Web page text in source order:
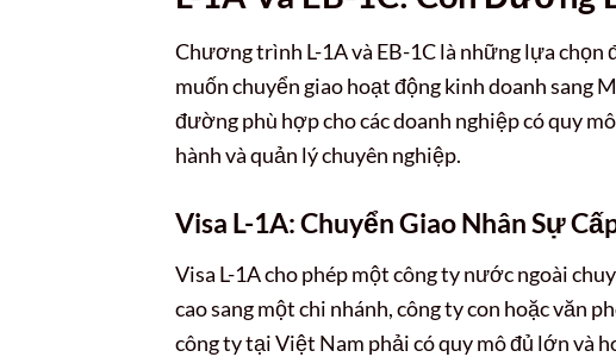
Chương trình L-1A và EB-1C là những lựa chọn
muốn chuyển giao hoạt động kinh doanh sang
đường phù hợp cho các doanh nghiệp có quy
hành và quản lý chuyên nghiệp.
Visa L-1A: Chuyển Giao Nhân Sự
Visa L-1A cho phép một công ty nước ngoài
cao sang một chi nhánh, công ty con hoặc văn
công ty tại Việt Nam phải có quy mô đủ lớn và